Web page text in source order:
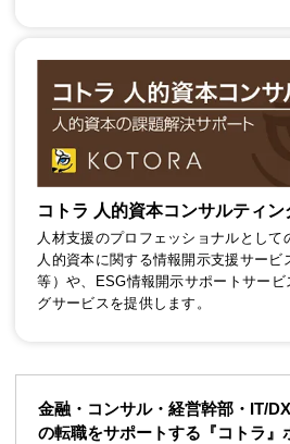
コトラ 人的資本コンサルティン
人材支援のプロフェッショナルとして
人的資本に関する情報開示支援サービ
等）や、ESG情報開示サポートサー
グサービスを提供します。
金融・コンサル・経営幹部・IT/
の転職をサポートする『コトラ』